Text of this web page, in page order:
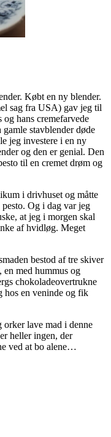
Købt en ny blender.
sag fra USA) gav jeg til
hans cremefarvede
stavblender døde
jeg investere i en ny
og den er genial. Den
til en cremet drøm og
i drivhuset og måtte
Og i dag var jeg
at jeg i morgen skal
af hvidløg. Meget
bestod af tre skiver
en med hummus og
chokoladeovertrukne
hos en veninde og fik
orker lave mad i denne
heller ingen, der
ved at bo alene…